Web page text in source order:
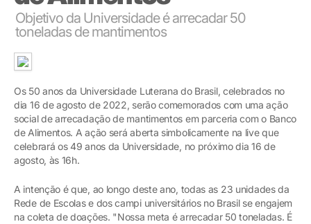
Objetivo da Universidade é arrecadar 50
toneladas de mantimentos
Os 50 anos da Universidade Luterana do Brasil, celebrados no
dia 16 de agosto de 2022, serão comemorados com uma ação
social de arrecadação de mantimentos em parceria com o Banco
de Alimentos. A ação será aberta simbolicamente na live que
celebrará os 49 anos da Universidade, no próximo dia 16 de
agosto, às 16h.
A intenção é que, ao longo deste ano, todas as 23 unidades da
Rede de Escolas e dos campi universitários no Brasil se engajem
na coleta de doações. "Nossa meta é arrecadar 50 toneladas. É